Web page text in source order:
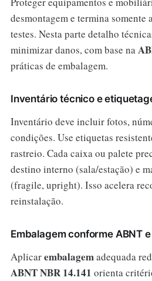
desmontagem e termina somente
testes. Nesta parte detalho
minimizar danos, com base na
práticas de embalagem.
Inventário técnico e
Inventário deve incluir fotos,
condições. Use etiquetas
rastreio. Cada caixa ou palete
destino interno (sala/estação) e
(fragile, upright). Isso acelera
reinstalação.
Embalagem conforme ABNT
Aplicarembalagemadequada
ABNT NBR 14.141 orienta